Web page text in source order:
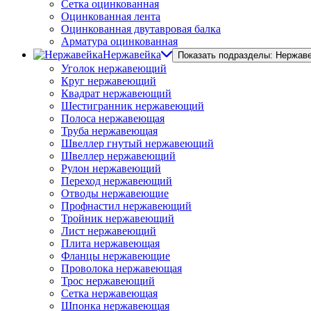
Сетка оцинкованная
Оцинкованная лента
Оцинкованная двутавровая балка
Арматура оцинкованная
Нержавейка
Показать подразделы:
Уголок нержавеющий
Круг нержавеющий
Квадрат нержавеющий
Шестигранник нержавеющий
Полоса нержавеющая
Труба нержавеющая
Швеллер гнутый нержавеющий
Швеллер нержавеющий
Рулон нержавеющий
Переход нержавеющий
Отводы нержавеющие
Профнастил нержавеющий
Тройник нержавеющий
Лист нержавеющий
Плита нержавеющая
Фланцы нержавеющие
Проволока нержавеющая
Трос нержавеющий
Сетка нержавеющая
Шпонка нержавеющая